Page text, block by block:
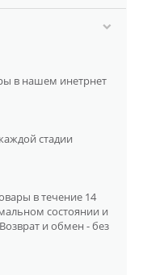
в нашем инетрнет
стадии
в течение 14
состоянии и
и обмен - без